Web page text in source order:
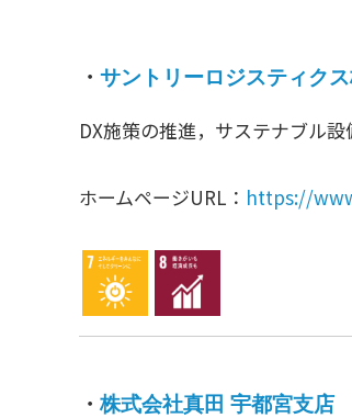
ッ
ト
ォ
ム
・ サントリーロジスティク
DX施策の推進，サステナブル
ホームページURL： https://
・株式会社真田 宇都宮支店